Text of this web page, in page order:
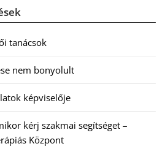
tanácsok
nem bonyolult
képviselője
kérj szakmai segítséget –
Központ